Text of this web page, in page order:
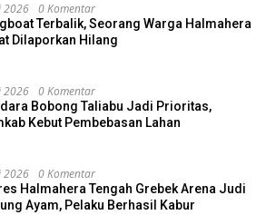
2026 0 Komentar
Terbalik, Seorang Warga Halmahera
Dilaporkan Hilang
2026 0 Komentar
Bobong Taliabu Jadi Prioritas,
Kebut Pembebasan Lahan
2026 0 Komentar
Halmahera Tengah Grebek Arena Judi
Ayam, Pelaku Berhasil Kabur